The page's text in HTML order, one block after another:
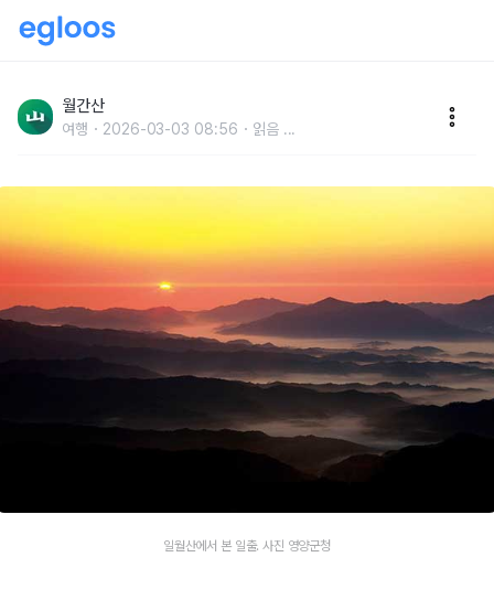
월간산
여행 2026-03-03 08:56 읽음 ...
일월산에서 본 일출. 사진 영양군청